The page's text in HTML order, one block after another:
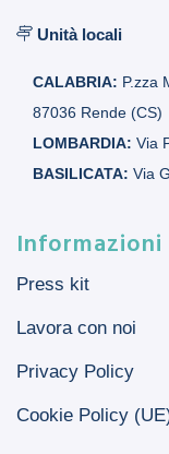
Unità locali
CALABRIA: P.zza
87036 Rende (CS)
LOMBARDIA: Via
BASILICATA: Via
Informazioni
Press kit
Lavora con noi
Privacy Policy
Cookie Policy